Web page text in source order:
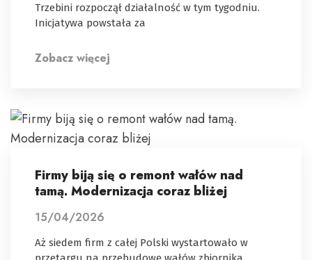
Trzebini rozpoczął działalność w tym tygodniu.
Inicjatywa powstała za
Zobacz więcej
Firmy biją się o remont wałów nad
tamą. Modernizacja coraz bliżej
15/04/2026
Aż siedem firm z całej Polski wystartowało w